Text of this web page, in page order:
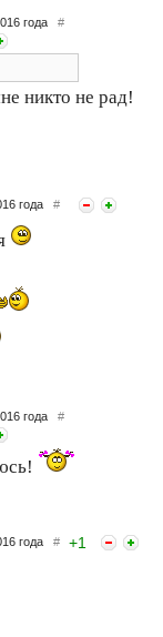
года #
никто не рад!
года #
года #
года # +1